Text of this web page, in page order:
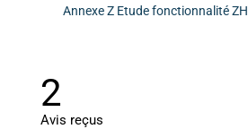
Annexe Z Etude fonctionnalité ZH
2
Avis reçus